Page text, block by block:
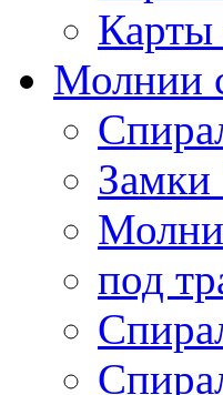
Карты
Молнии
под